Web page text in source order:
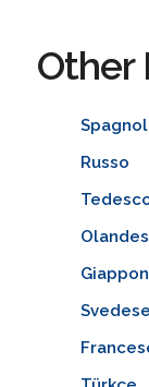
Other
Russo
Svedese